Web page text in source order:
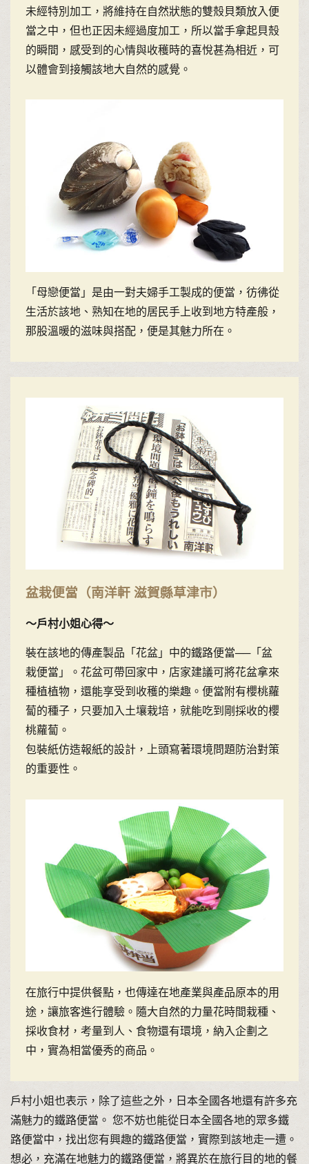
未經特別加工，將維持在自然狀態的雙殼貝類放入便
當之中，但也正因未經過度加工，所以當手拿起貝殼
的瞬間，感受到的心情與收穫時的喜悅甚為相近，可
以體會到接觸該地大自然的感覺。
「母戀便當」是由一對夫婦手工製成的便當，彷彿從
生活於該地、熟知在地的居民手上收到地方特產般，
那股溫暖的滋味與搭配，便是其魅力所在。
盆栽便當（南洋軒 滋賀縣草津市）
〜戶村小姐心得〜
裝在該地的傳產製品「花盆」中的鐵路便當──「盆
栽便當」。花盆可帶回家中，店家建議可將花盆拿來
種植植物，還能享受到收穫的樂趣。便當附有櫻桃蘿
蔔的種子，只要加入土壤栽培，就能吃到剛採收的櫻
桃蘿蔔。
包裝紙仿造報紙的設計，上頭寫著環境問題防治對策
的重要性。
在旅行中提供餐點，也傳達在地產業與產品原本的用
途，讓旅客進行體驗。隨大自然的力量花時間栽種、
採收食材，考量到人、食物還有環境，納入企劃之
中，實為相當優秀的商品。
戶村小姐也表示，除了這些之外，日本全國各地還有許多充
滿魅力的鐵路便當。 您不妨也能從日本全國各地的眾多鐵
路便當中，找出您有興趣的鐵路便當，實際到該地走一遭。
想必，充滿在地魅力的鐵路便當，將異於在旅行目的地的餐